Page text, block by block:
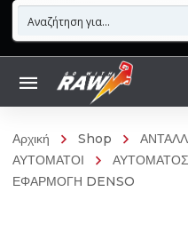
Αρχική Shop
ΑΥΤΟΜΑΤΟΙ
ΕΦΑΡΜΟΓΗ DENSO